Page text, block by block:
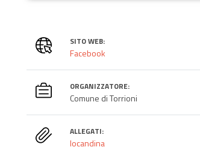
SITO WEB:
Facebook
ORGANIZZATORE:
Comune di Torrioni
ALLEGATI:
locandina